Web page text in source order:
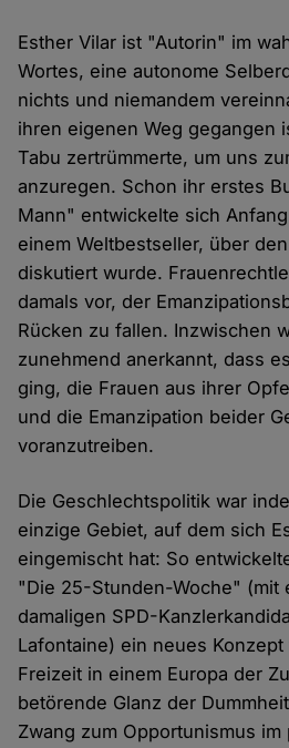
Esther Vilar ist "Autorin" im
Wortes, eine autonome
nichts und niemandem
ihren eigenen Weg gegangen
Tabu zertrümmerte, um uns
anzuregen. Schon ihr erstes
Mann" entwickelte sich
einem Weltbestseller, über
diskutiert wurde.
damals vor, der
Rücken zu fallen. Inzwischen
zunehmend anerkannt, dass
ging, die Frauen aus ihrer
und die Emanzipation beider
voranzutreiben.
Die Geschlechtspolitik war
einzige Gebiet, auf dem sich
eingemischt hat: So
"Die 25-Stunden-Woche" (mit
damaligen SPD-
Lafontaine) ein neues
Freizeit in einem Europa der
betörende Glanz der
Zwang zum Opportunismus